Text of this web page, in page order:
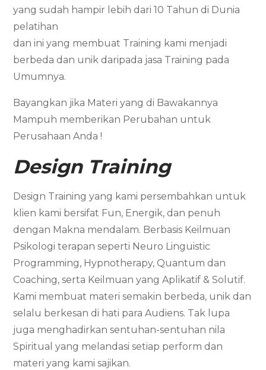
yang sudah hampir lebih dari 10 Tahun di Dunia
pelatihan
dan ini yang membuat Training kami menjadi
berbeda dan unik daripada jasa Training pada
Umumnya.
Bayangkan jika Materi yang di Bawakannya
Mampuh memberikan Perubahan untuk
Perusahaan Anda !
Design Training
Design Training yang kami persembahkan untuk
klien kami bersifat Fun, Energik, dan penuh
dengan Makna mendalam. Berbasis Keilmuan
Psikologi terapan seperti Neuro Linguistic
Programming, Hypnotherapy, Quantum dan
Coaching, serta Keilmuan yang Aplikatif & Solutif.
Kami membuat materi semakin berbeda, unik dan
selalu berkesan di hati para Audiens. Tak lupa
juga menghadirkan sentuhan-sentuhan nila
Spiritual yang melandasi setiap perform dan
materi yang kami sajikan.